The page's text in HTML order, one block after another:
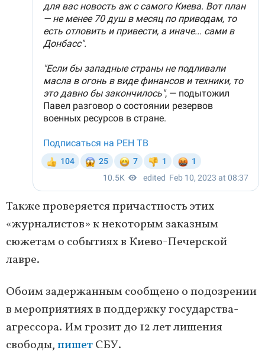
Также проверяется причастность этих
«журналистов» к некоторым заказным
сюжетам о событиях в Киево-Печерской
лавре.
Обоим задержанным сообщено о подозрении
в мероприятиях в поддержку государства-
агрессора. Им грозит до 12 лет лишения
свободы,пишетСБУ.